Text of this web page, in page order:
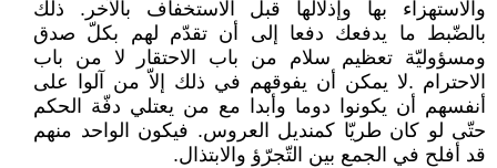
والاستهزاء بها وإذلالها قبل الاستخفاف بالآخر. ذلك
بالضّبط ما يدفعك دفعا إلى أن تقدّم لهم بكلّ صدق
ومسؤوليّة تعظيم سلام من باب الاحتقار لا من باب
الاحترام .لا يمكن أن يفوقهم في ذلك إلاّ من آلوا على
أنفسهم أن يكونوا دوما وأبدا مع من يعتلي دفّة الحكم
حتّى لو كان طريّا كمنديل العروس. فيكون الواحد منهم
قد أفلح في الجمع بين التّجرّؤ والابتذال.